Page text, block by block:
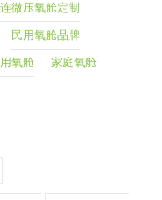
微压氧舱定制
民用氧舱品牌
氧舱 家庭氧舱